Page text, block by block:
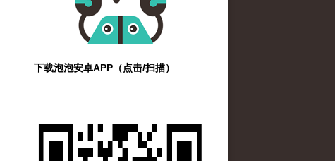
下载泡泡安卓APP（点击/扫描）